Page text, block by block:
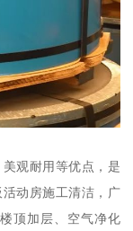
观耐用等优点，是
动房施工清洁，广
顶加层、空气净化